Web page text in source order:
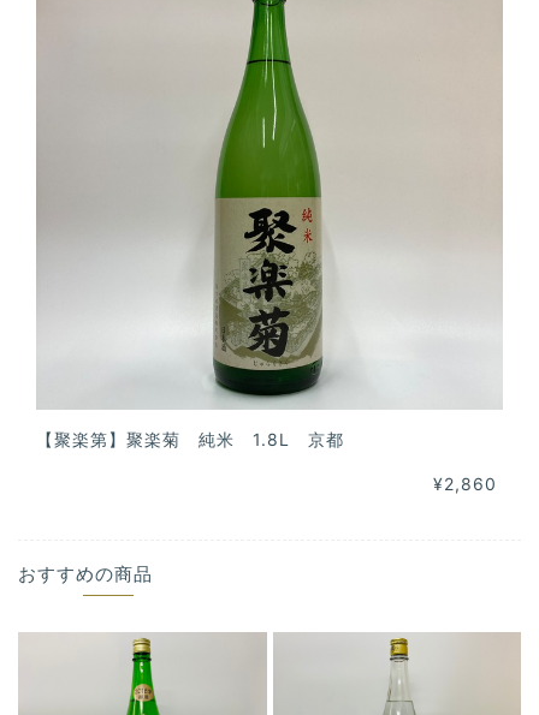
【聚楽第】聚楽菊 純米 1.8L 京都
¥2,860
おすすめの商品